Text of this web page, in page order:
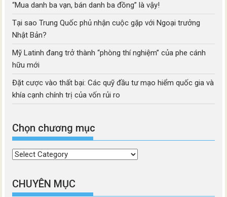
“Mua danh ba vạn, bán danh ba đồng” là vậy!
Tại sao Trung Quốc phủ nhận cuộc gặp với Ngoại trưởng
Nhật Bản?
Mỹ Latinh đang trở thành “phòng thí nghiệm” của phe cánh
hữu mới
Đặt cược vào thất bại: Các quỹ đầu tư mạo hiểm quốc gia và
khía cạnh chính trị của vốn rủi ro
Chọn chương mục
Chọn
mục
CHUYÊN MỤC